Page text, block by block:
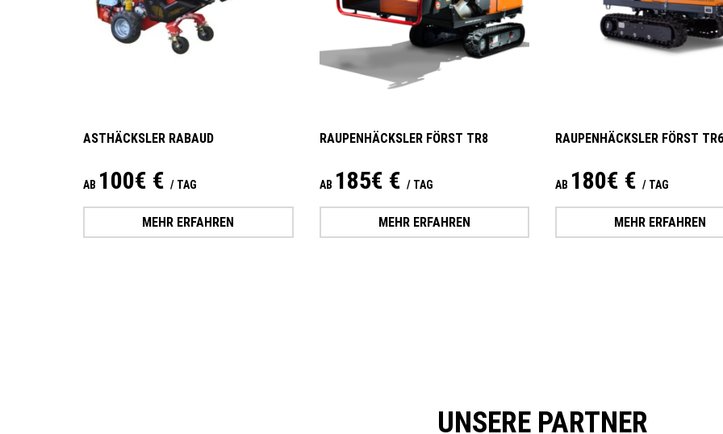
ASTHÄCKSLER RABAUD
AB 100€ € / TAG
MEHR ERFAHREN
RAUPENHÄCKSLER FÖRST TR8
AB 185€ € / TAG
MEHR ERFAHREN
RAUPENHÄCKSLER FÖRST TR6
AB 180€ € / TAG
MEHR ERFAHREN
UNSERE PARTNER